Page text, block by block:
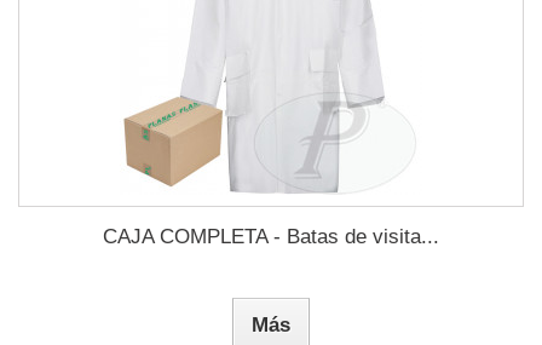
CAJA COMPLETA - Batas de visita...
Más